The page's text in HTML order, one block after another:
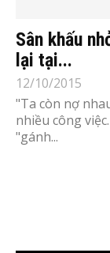
Sân khấu
lại tại...
12/10/2015
"Ta còn nợ
nhiều công
"gánh...